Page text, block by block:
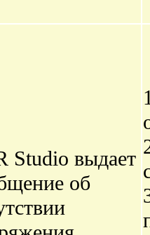
Studio выдает
об